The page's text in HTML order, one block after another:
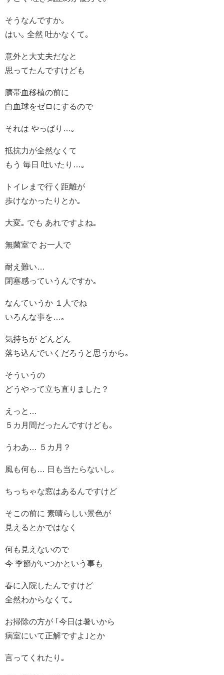
そうなんですか｡
はい｡ 全然 吐かなくて｡
意外と大丈夫だなと
思ってたんですけども
臍帯血移植の前に
白血球をゼロにするので
それは やっぱり…｡
抵抗力が全然なくて
もう 毎日 吐いたり…｡
トイレまで行く距離が
歩けなかったりとか｡
大変｡ でも あれですよね｡
無菌室で お一人で
耐え難い…
閉塞感っていうんですか｡
なんていうか １人でね
いろんな事を…｡
気持ちが どんどん
落ち込んでいくだろうと思うから｡
そういうの
どうやって立ち直りました？
えっと…
５カ月間だったんですけども｡
うわあ… ５カ月？
風も何も… 日も当たらないし｡
ちっちゃな窓はあるんですけど
そこの前に 素晴らしい景色が
見えるとかではなく
何も見えないので
今 季節がいつかという事も
春に入院したんですけど
全然わからなくて｡
お掃除の方が ｢今日は暑いから
病室にいて正解ですよ｣とか
言ってくれたり｡